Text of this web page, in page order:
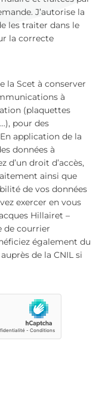
J’autorise la
les traiter dans le
la correcte
la Scet à conserver
à
(plaquettes
pour des
application de la
données à
d’un droit d’accès,
ainsi que
de vos données
exercer en vous
Hillairet –
de courrier
également du
de la CNIL si